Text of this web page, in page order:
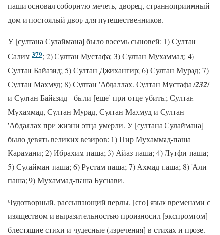
паши основал соборную мечеть, дворец, странноприимный
дом и постоялый двор для путешественников.
У [султана Сулаймана] было восемь сыновей: 1) Султан
Салим 379; 2) Султан Мустафа; 3) Султан Мухаммад; 4)
Султан Байазид; 5) Султан Джихангир; 6) Султан Мурад; 7)
Султан Махмуд; 8) Султан 'Абдаллах. Султан Мустафа /232/
и Султан Байазид были [еще] при отце убиты; Султан
Мухаммад, Султан Мурад, Султан Махмуд и Султан
'Абдаллах при жизни отца умерли. У [султана Сулаймана]
было девять великих везиров: 1) Пир Мухаммад-паша
Карамани; 2) Ибрахим-паша; 3) Айаз-паша; 4) Лутфи-паша;
5) Сулайман-паша; 6) Рустам-паша; 7) Ахмад-паша; 8) 'Али-
паша; 9) Мухаммад-паша Буснави.
Чудотворный, рассыпающий перлы, [его] язык временами с
изяществом и выразительностью произносил [экспромтом]
блестящие стихи и чудесные (изречения] в стихах и прозе.